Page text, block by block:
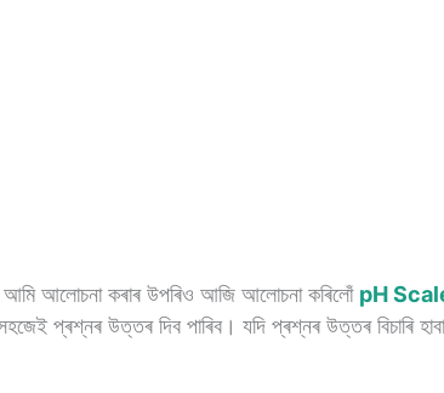
আমি আলোচনা কৰাৰ উপৰিও আজি আলোচনা কৰিলোঁ pH
প্ৰশ্নৰ উত্তৰ দিব পাৰিব। যদি প্ৰশ্নৰ উত্তৰ বিচাৰি